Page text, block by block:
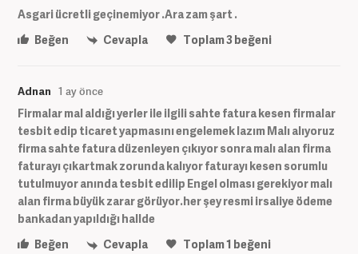
Asgari ücretli geçinemiyor .Ara zam şart .
Beğen
Cevapla Toplam3beğeni
Adnan 1 ay önce
Firmalar mal aldığı yerler ile ilgili sahte fatura kesen firmalar
tesbit edip ticaret yapmasını engelemek lazım Malı alıyoruz
firma sahte fatura düzenleyen çıkıyor sonra malı alan firma
faturayı çıkartmak zorunda kalıyor faturayı kesen sorumlu
tutulmuyor anında tesbit edilip Engel olması gerekiyor malı
alan firma büyük zarar görüyor.her şey resmi irsaliye ödeme
bankadan yapıldığı hallde
Beğen
Cevapla Toplam1 beğeni